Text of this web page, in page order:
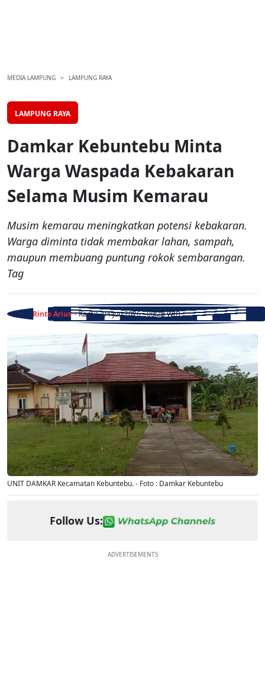
MEDIA LAMPUNG LAMPUNG RAYA
LAMPUNG RAYA
Damkar Kebuntebu Minta
Warga Waspada Kebakaran
Selama Musim Kemarau
Musim kemarau meningkatkan potensi kebakaran.
Warga diminta tidak membakar lahan, sampah,
maupun membuang puntung rokok sembarangan.
Tag
Rinto Arius - Kamis, 04 Jun 2026 - 00:28 WIB
UNIT DAMKAR Kecamatan Kebuntebu. - Foto : Damkar Kebuntebu
Follow Us:
ADVERTISEMENTS